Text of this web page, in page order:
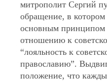
митрополит Сергий
обращение, в
основным принципом
отношению к
“лояльность к
православию”.
положение, что